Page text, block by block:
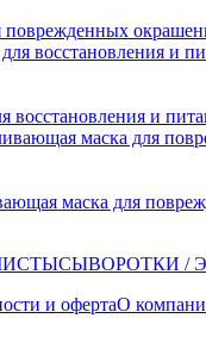
поврежденных
восстановления и
маска для
СЫВОРОТКИ /
и офертаО